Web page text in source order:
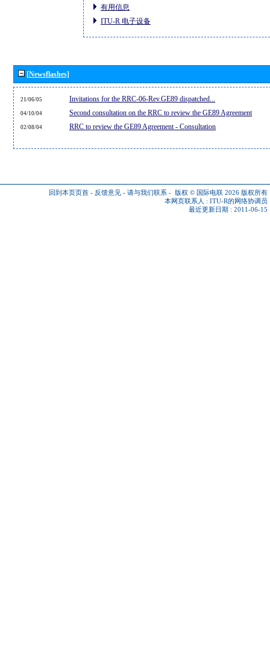
有用信息
ITU-R 电子设备
[Newsflashes]
21/06/05 Invitations for the RRC-06-Rev.GE89 dispatched...
04/10/04 Second consultation on the RRC to review the GE89 Agreement
02/08/04 RRC to review the GE89 Agreement - Consultation
回到本页页首 - 反馈意见 - 请与我们联系 - 版权 © 国际电联 2026 版权所有
本网页联系人 : ITU-R的网络协调员
最近更新日期 : 2011-06-15